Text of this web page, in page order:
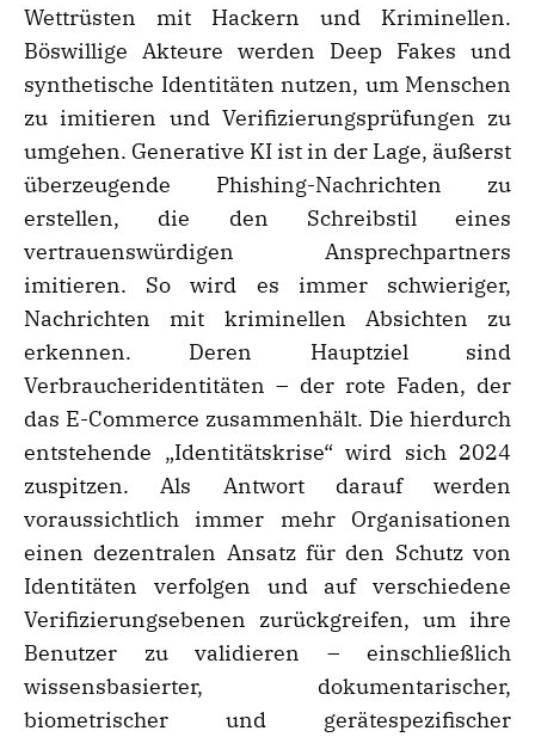
Wettrüsten mit Hackern und Kriminellen.
Böswillige Akteure werden Deep Fakes und
synthetische Identitäten nutzen, um Menschen
zu imitieren und Verifizierungsprüfungen zu
umgehen. Generative KI ist in der Lage, äußerst
überzeugende Phishing-Nachrichten zu
erstellen, die den Schreibstil eines
vertrauenswürdigen Ansprechpartners
imitieren. So wird es immer schwieriger,
Nachrichten mit kriminellen Absichten zu
erkennen. Deren Hauptziel sind
Verbraucheridentitäten – der rote Faden, der
das E-Commerce zusammenhält. Die hierdurch
entstehende „Identitätskrise“ wird sich 2024
zuspitzen. Als Antwort darauf werden
voraussichtlich immer mehr Organisationen
einen dezentralen Ansatz für den Schutz von
Identitäten verfolgen und auf verschiedene
Verifizierungsebenen zurückgreifen, um ihre
Benutzer zu validieren – einschließlich
wissensbasierter, dokumentarischer,
biometrischer und gerätespezifischer